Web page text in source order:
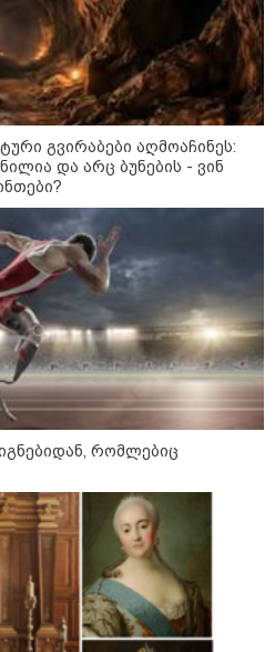
თვითმფრინავთან
ახლოს ასაფეთქებელი
აღჭურვილი
დრონი აღმოაჩინეს - რას წერს
/ 05-08-2026
სოფელში ტყის
შემდეგ მეორე
ომის დროინდელი
ასობით ჭურვი აღმოაჩინეს -
სიახლე
ფედოროვი აცხადებს, რომ
წინააღმდეგ Starlink-
საკითხზე ილონ
მოლაპარაკებებს
წლის რუსეთ-საქართველოს
18 წელი გავიდა
გვირაბები აღმოაჩინეს:
და არც ბუნების - ვინ
რომლებიც